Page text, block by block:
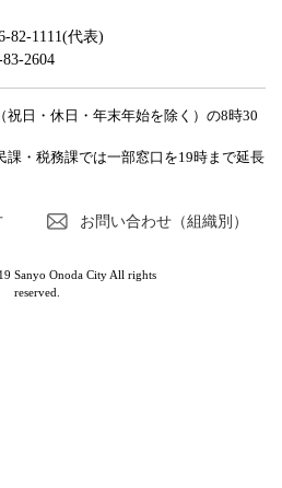
82-1111(代表)
2604
祝日・休日・年末年始を除く）の8時30
・税務課では一部窓口を19時まで延長
お問い合わせ（組織別）
Sanyo Onoda City All rights
reserved.